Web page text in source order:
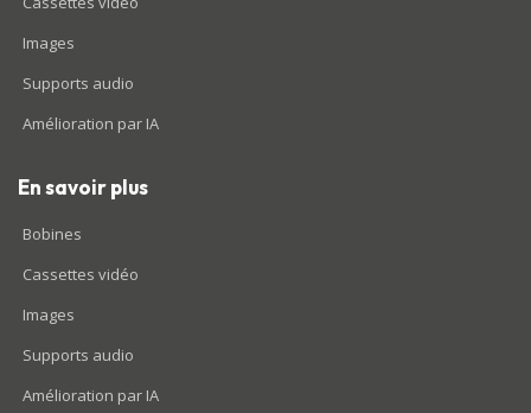
Images
Supports audio
Amélioration par IA
En savoir plus
Bobines
Cassettes vidéo
Images
Supports audio
Amélioration par IA